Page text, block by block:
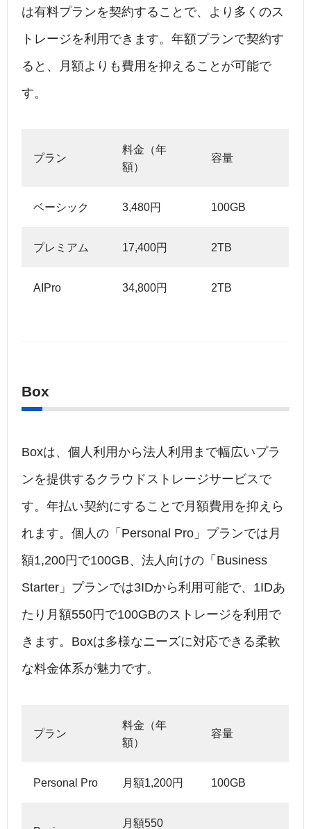
は有料プランを契約することで、より多くのス
トレージを利用できます。年額プランで契約す
ると、月額よりも費用を抑えることが可能で
す。
プラン
料金（年
額）
容量
ベーシック 3,480円 100GB
プレミアム 17,400円 2TB
AIPro 34,800円 2TB
Box
Boxは、個人利用から法人利用まで幅広いプラ
ンを提供するクラウドストレージサービスで
す。年払い契約にすることで月額費用を抑えら
れます。個人の「Personal Pro」プランでは月
額1,200円で100GB、法人向けの「Business
Starter」プランでは3IDから利用可能で、1IDあ
たり月額550円で100GBのストレージを利用で
きます。Boxは多様なニーズに対応できる柔軟
な料金体系が魅力です。
プラン
料金（年
額）
容量
Personal Pro 月額1,200円 100GB
月額550